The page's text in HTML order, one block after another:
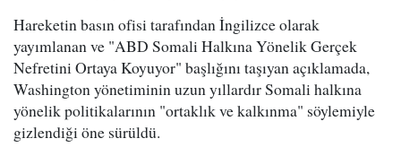
Hareketin basın ofisi tarafından İngilizce olarak
yayımlanan ve "ABD Somali Halkına Yönelik Gerçek
Nefretini Ortaya Koyuyor" başlığını taşıyan açıklamada,
Washington yönetiminin uzun yıllardır Somali halkına
yönelik politikalarının "ortaklık ve kalkınma" söylemiyle
gizlendiği öne sürüldü.